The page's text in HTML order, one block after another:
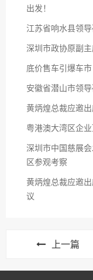
出发！
江苏省响水县领
深圳市政协原副
底价售车引爆车
安徽省潜山市领
黄炳煌总裁应邀
粤港澳大湾区企
深圳市中国慈展
区参观考察
黄炳煌总裁应邀
议
上一篇